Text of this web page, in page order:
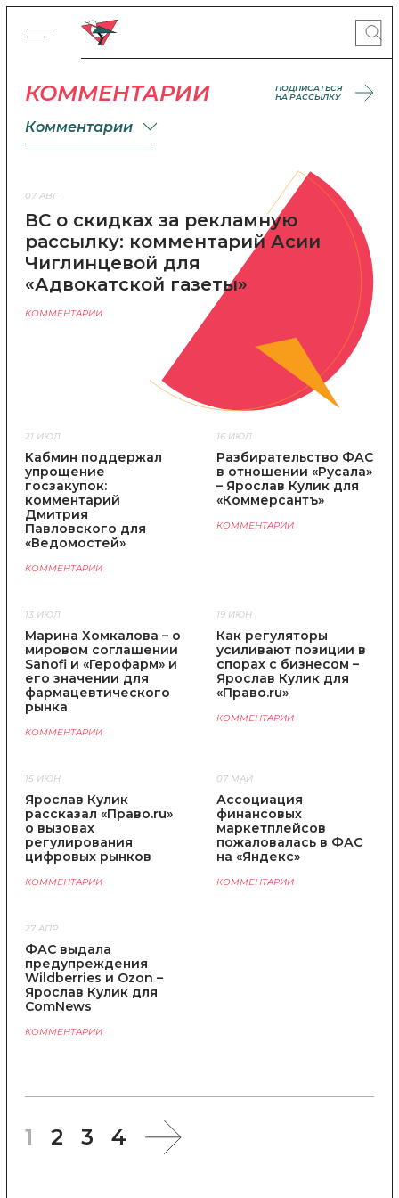
КОММЕНТАРИИ
ПОДПИСАТЬСЯ
НА РАССЫЛКУ
Комментарии
07 АВГ
ВС о скидках за рекламную
рассылку: комментарий Асии
Чиглинцевой для
«Адвокатской газеты»
КОММЕНТАРИИ
21 ИЮЛ
Кабмин поддержал
упрощение
госзакупок:
комментарий
Дмитрия
Павловского для
«Ведомостей»
КОММЕНТАРИИ
16 ИЮЛ
Разбирательство ФАС
в отношении «Русала»
– Ярослав Кулик для
«Коммерсантъ»
КОММЕНТАРИИ
13 ИЮЛ
Марина Хомкалова – о
мировом соглашении
Sanofi и «Герофарм» и
его значении для
фармацевтического
рынка
КОММЕНТАРИИ
19 ИЮН
Как регуляторы
усиливают позиции в
спорах с бизнесом –
Ярослав Кулик для
«Право.ru»
КОММЕНТАРИИ
15 ИЮН
Ярослав Кулик
рассказал «Право.ru»
о вызовах
регулирования
цифровых рынков
КОММЕНТАРИИ
07 МАЙ
Ассоциация
финансовых
маркетплейсов
пожаловалась в ФАС
на «Яндекс»
КОММЕНТАРИИ
27 АПР
ФАС выдала
предупреждения
Wildberries и Ozon –
Ярослав Кулик для
ComNews
КОММЕНТАРИИ
1 2 3 4